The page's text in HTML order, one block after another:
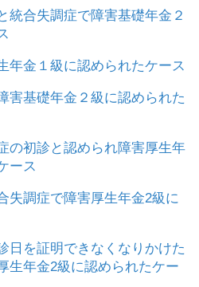
統合失調症で障害基礎年金２
年金１級に認められたケース
害基礎年金２級に認められた
の初診と認められ障害厚生年
ース
失調症で障害厚生年金2級に
日を証明できなくなりかけた
生年金2級に認められたケー